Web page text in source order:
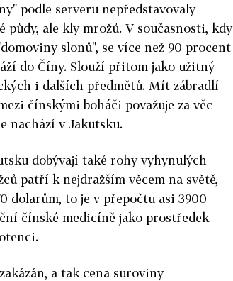
podle serveru nepředstavovaly
půdy, ale kly mrožů. V současnosti, kdy
slonů", se více než 90 procent
do Číny. Slouží přitom jako užitný
i dalších předmětů. Mít zábradlí
čínskými boháči považuje za věc
nachází v Jakutsku.
dobývají také rohy vyhynulých
patří k nejdražším věcem na světě,
dolarům, to je v přepočtu asi 3900
čínské medicíně jako prostředek
a tak cena suroviny